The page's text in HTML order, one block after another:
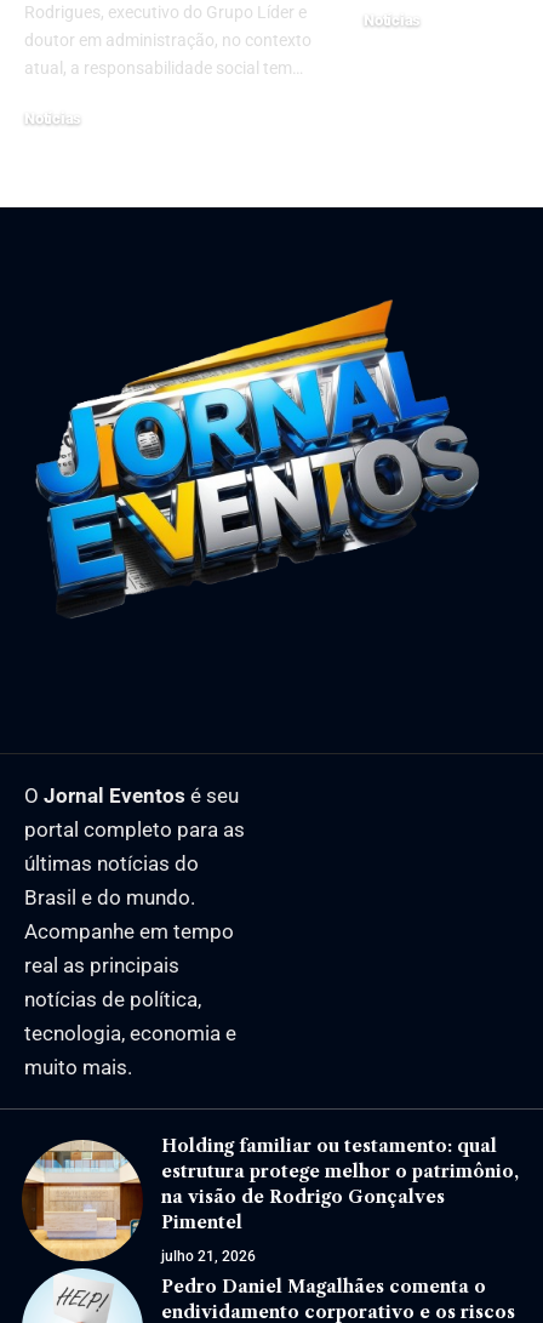
Rodrigues, executivo do Grupo Líder e
doutor em administração, no contexto
atual, a responsabilidade social tem…
Notícias
Notícias
O Jornal Eventos é seu
portal completo para as
últimas notícias do
Brasil e do mundo.
Acompanhe em tempo
real as principais
notícias de política,
tecnologia, economia e
muito mais.
Holding familiar ou testamento: qual
estrutura protege melhor o patrimônio,
na visão de Rodrigo Gonçalves
Pimentel
julho 21, 2026
Pedro Daniel Magalhães comenta o
endividamento corporativo e os riscos